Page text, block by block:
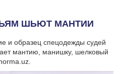
ШЬЮТ МАНТИИ
и образец спецодежды судей
мантию, манишку, шелковый